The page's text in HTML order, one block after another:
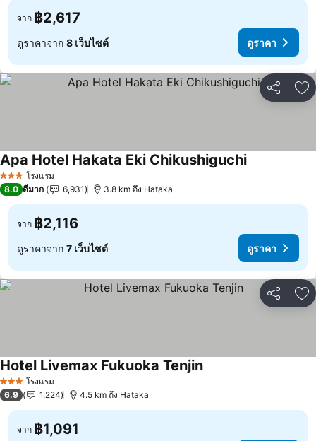
จาก ฿2,617
ดูราคาจาก 8 เว็บไซต์ ดูราคา
แชร์ เ
3 ดาว โรงแรม
Apa Hotel Hakata Eki Chikushiguchi
8.0 ดีมาก 6,931 3.8 km ถึง Hataka
จาก ฿2,116
ดูราคาจาก 7 เว็บไซต์ ดูราคา
แชร์ เ
3 ดาว โรงแรม
Hotel Livemax Fukuoka Tenjin
6.9 1,224 4.5 km ถึง Hataka
จาก ฿1,091